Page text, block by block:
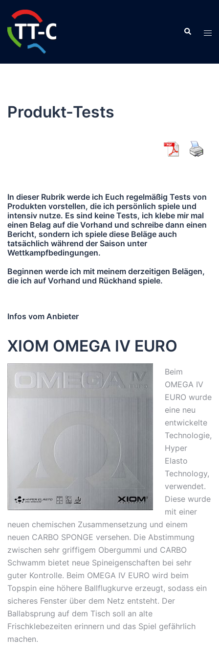
Inhalt
springen
Suche
Produkt-Tests
In dieser Rubrik werde ich Euch regelmäßig Tests von
Produkten vorstellen, die ich persönlich spiele und
intensiv nutze. Es sind keine Tests, ich klebe mir mal
einen Belag auf die Vorhand und schreibe dann einen
Bericht, sondern ich spiele diese Beläge auch
tatsächlich während der Saison unter
Wettkampfbedingungen.
Beginnen werde ich mit meinem derzeitigen Belägen,
die ich auf Vorhand und Rückhand spiele.
Infos vom Anbieter
XIOM OMEGA IV EURO
Beim
OMEGA IV
EURO wurde
eine neu
entwickelte
Technologie,
Hyper
Elasto
Technology,
verwendet.
Diese wurde
mit einer
neuen chemischen Zusammensetzung und einem
neuen CARBO SPONGE versehen. Die Abstimmung
zwischen sehr griffigem Obergummi und CARBO
Schwamm bietet neue Spineigenschaften bei sehr
guter Kontrolle. Beim OMEGA IV EURO wird beim
Topspin eine höhere Ballflugkurve erzeugt, sodass ein
sicheres Fenster über dem Netz entsteht. Der
Ballabsprung auf dem Tisch soll an alte
Frischklebezeiten erinnern und das Spiel gefährlich
machen.